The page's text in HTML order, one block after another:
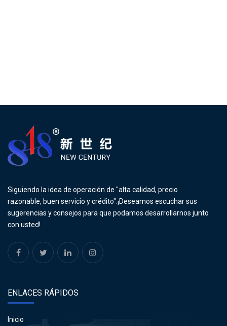
Siguiendo la idea de operación de "alta calidad, precio
razonable, buen servicio y crédito".¡Deseamos escuchar sus
sugerencias y consejos para que podamos desarrollarnos junto
con usted!
ENLACES RÁPIDOS
Inicio